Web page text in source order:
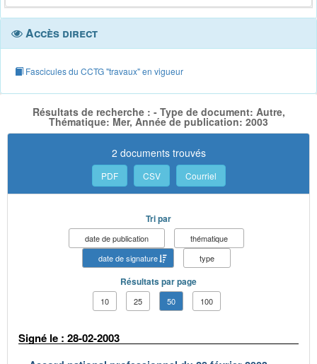
Accès direct
Fascicules du CCTG "travaux" en vigueur
Résultats de recherche : - Type de document: Autre,
Thématique: Mer, Année de publication: 2003
2 documents trouvés
PDF CSV Courriel
Tri par
date de publication
thématique
date de signature
type
Résultats par page
10 25 50 100
Signé le : 28-02-2003